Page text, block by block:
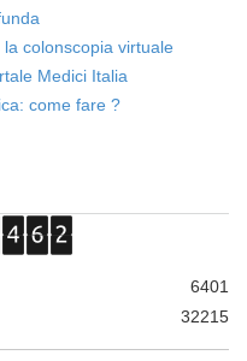
colonscopia virtuale
Medici Italia
come fare ?
6401
32215